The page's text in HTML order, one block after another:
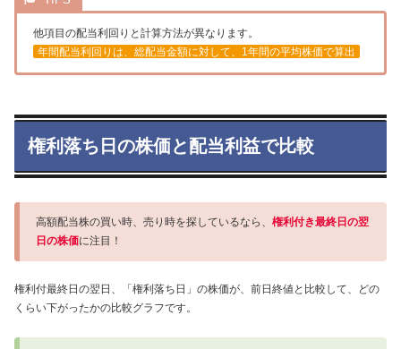
他項目の配当利回りと計算方法が異なります。
年間配当利回りは、総配当金額に対して、1年間の平均株価で算出
権利落ち日の株価と配当利益で比較
高額配当株の買い時、売り時を探しているなら、 権利付き最終日の翌
日の株価に注目！
権利付最終日の翌日、「権利落ち日」の株価が、前日終値と比較して、どの
くらい下がったかの比較グラフです。